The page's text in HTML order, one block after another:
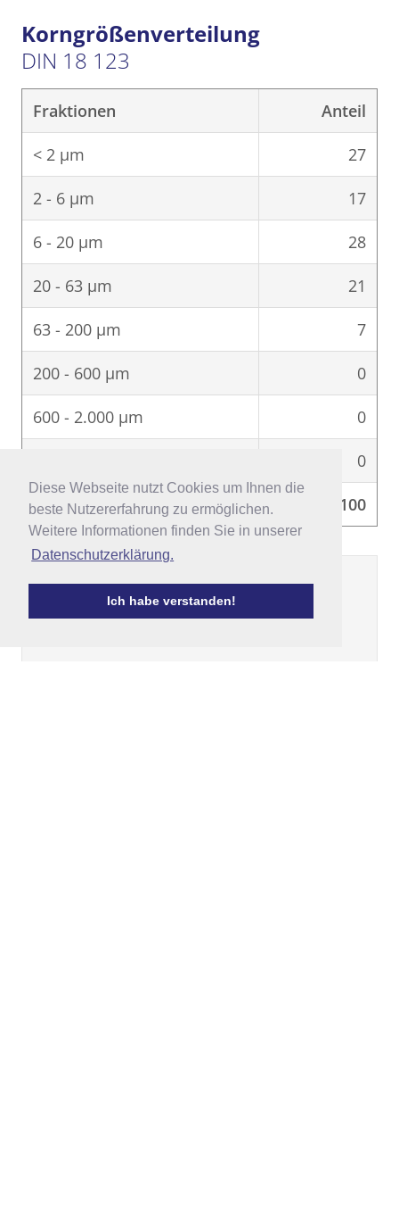
Diese Webseite nutzt Cookies um Ihnen die
beste Nutzererfahrung zu ermöglichen.
Weitere Informationen finden Sie in unserer
Datenschutzerklärung.
Ich habe verstanden!
Diese Webseite nutzt Cookies um Ihnen die
beste Nutzererfahrung zu ermöglichen.
Weitere Informationen finden Sie in unserer
Datenschutzerklärung.
Ich habe verstanden!
Korngrößenverteilung
DIN 18 123
Fraktionen Anteil
< 2 μm 27
2 - 6 μm 17
6 - 20 μm 28
20 - 63 μm 21
63 - 200 μm 7
200 - 600 μm 0
600 - 2.000 μm 0
0
Σ 100
Darstellung nach Winkler &